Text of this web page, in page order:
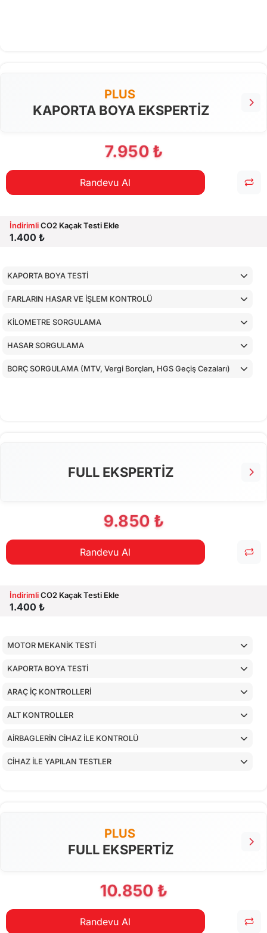
PLUS
KAPORTA BOYA EKSPERTİZ
7.950 ₺
Randevu Al
İndirimliCO2 Kaçak Testi Ekle
1.400 ₺
KAPORTA BOYA TESTİ
FARLARIN HASAR VE İŞLEM KONTROLÜ
KİLOMETRE SORGULAMA
HASAR SORGULAMA
BORÇ SORGULAMA (MTV, Vergi Borçları, HGS Geçiş Cezaları)
FULL EKSPERTİZ
9.850 ₺
Randevu Al
İndirimliCO2 Kaçak Testi Ekle
1.400 ₺
MOTOR MEKANİK TESTİ
KAPORTA BOYA TESTİ
ARAÇ İÇ KONTROLLERİ
ALT KONTROLLER
AİRBAGLERİN CİHAZ İLE KONTROLÜ
CİHAZ İLE YAPILAN TESTLER
PLUS
FULL EKSPERTİZ
10.850 ₺
Randevu Al